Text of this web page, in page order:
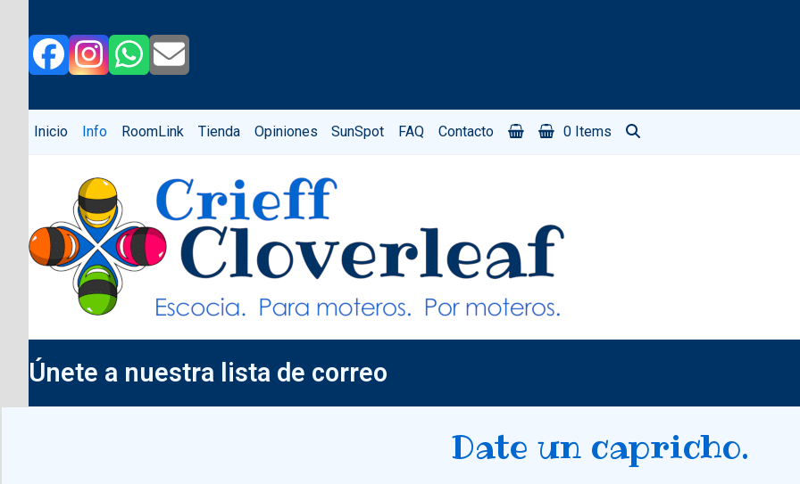
contentFacebook
Instagram
Whatsapp
Correo
electrónico
Inicio Info RoomLink Tienda Opiniones SunSpot FAQ Contacto 0 Items
Únete a nuestra lista de correo
Date un capricho.